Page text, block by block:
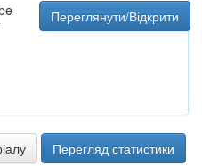
Переглянути/Відкрити
Перегляд статистики